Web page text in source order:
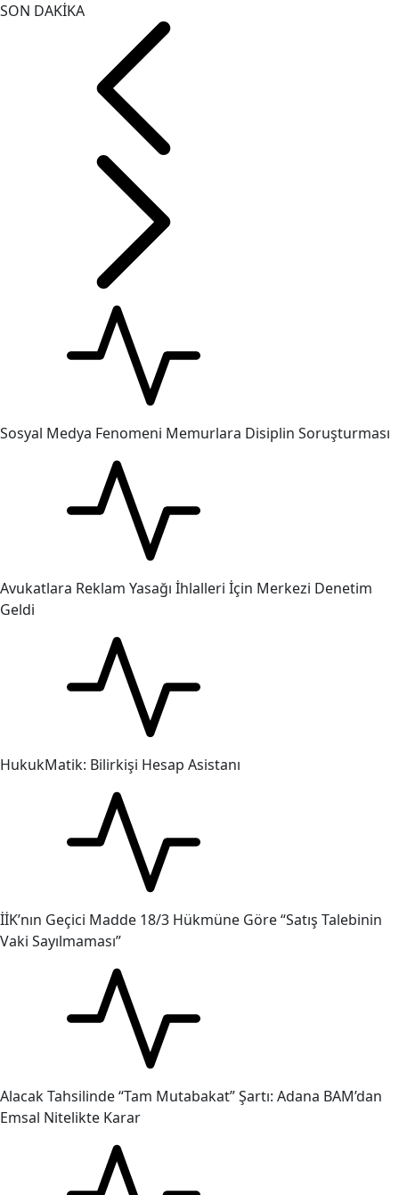
SON DAKİKA
Sosyal Medya Fenomeni Memurlara Disiplin Soruşturması
Avukatlara Reklam Yasağı İhlalleri İçin Merkezi Denetim
Geldi
HukukMatik: Bilirkişi Hesap Asistanı
İİK’nın Geçici Madde 18/3 Hükmüne Göre “Satış Talebinin
Vaki Sayılmaması”
Alacak Tahsilinde “Tam Mutabakat” Şartı: Adana BAM’dan
Emsal Nitelikte Karar